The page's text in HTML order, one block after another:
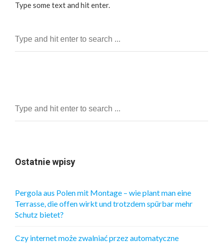
Type some text and hit enter.
Ostatnie wpisy
Pergola aus Polen mit Montage – wie plant man eine
Terrasse, die offen wirkt und trotzdem spürbar mehr
Schutz bietet?
Czy internet może zwalniać przez automatyczne